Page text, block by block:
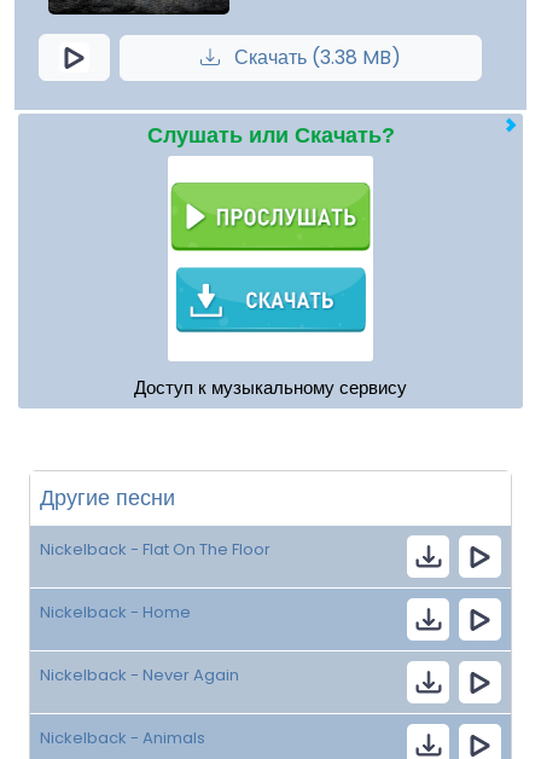
Скачать (3.38 MB)
Слушать или Скачать?
Доступ к музыкальному сервису
Другие песни
Nickelback - Flat On The Floor
Nickelback - Home
Nickelback - Never Again
Nickelback - Animals